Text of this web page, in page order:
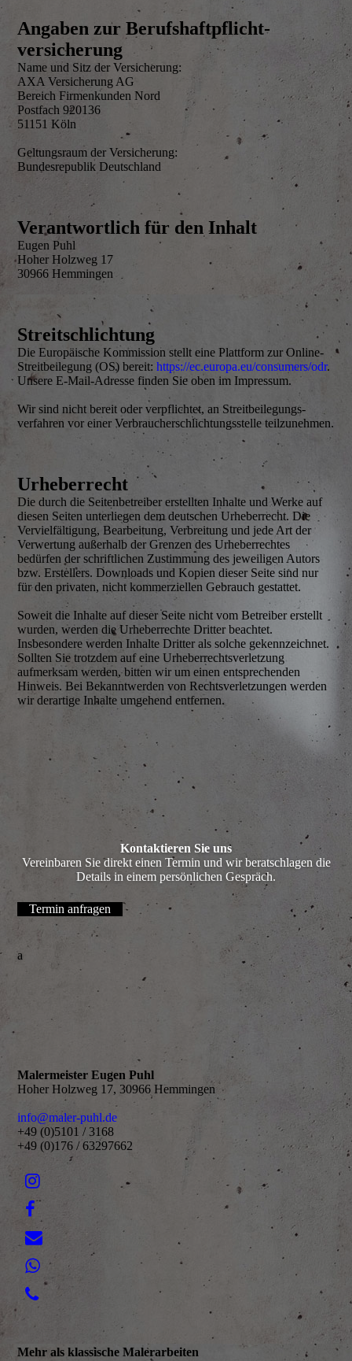
Angaben zur Berufs­haftpflicht­
versicherung
Name und Sitz der Versicherung:
AXA Versicherung AG
Bereich Firmenkunden Nord
Postfach 920136
51151 Köln
Geltungsraum der Versicherung:
Bundesrepublik Deutschland
Verantwortlich für den Inhalt
Eugen Puhl
Hoher Holzweg 17
30966 Hemmingen
Streitschlichtung
Die Europäische Kommission stellt eine Plattform zur Online-
Streitbeilegung (OS) bereit:https://ec.europa.eu/consumers/odr.
Unsere E-Mail-Adresse finden Sie oben im Impressum.
Wir sind nicht bereit oder verpflichtet, an Streit­beilegungs­
verfahren vor einer Verbraucher­schlichtungs­stelle teilzunehmen.
Urheberrecht
Die durch die Seiten­betreiber erstellten Inhalte und Werke auf
diesen Seiten unterliegen dem deutschen Urheberrecht. Die
Vervielfältigung, Bearbeitung, Verbreitung und jede Art der
Verwertung außerhalb der Grenzen des Urheberrechtes
bedürfen der schriftlichen Zustimmung des jeweiligen Autors
bzw. Erstellers. Downloads und Kopien dieser Seite sind nur
für den privaten, nicht kommerziellen Gebrauch gestattet.
Soweit die Inhalte auf dieser Seite nicht vom Betreiber erstellt
wurden, werden die Urheber­rechte Dritter beachtet.
Insbesondere werden Inhalte Dritter als solche gekennzeichnet.
Sollten Sie trotzdem auf eine Urheber­rechts­verletzung
aufmerksam werden, bitten wir um einen entsprechenden
Hinweis. Bei Bekanntwerden von Rechts­verletzungen werden
wir derartige Inhalte umgehend entfernen.
Kontaktieren Sie uns
Vereinbaren Sie direkt einen Termin und wir beratschlagen die
Details in einem persönlichen Gespräch.
Termin anfragen
a
Malermeister Eugen Puhl
Hoher Holzweg 17, 30966 Hemmingen
info@maler-puhl.de
+49 (0)5101 / 3168
+49 (0)176 / 63297662
Mehr als klassische Malerarbeiten